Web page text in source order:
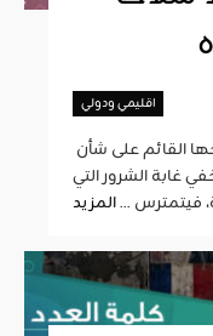
اقليمي ودولي
غابة الشرور التي
فيتمترس ...